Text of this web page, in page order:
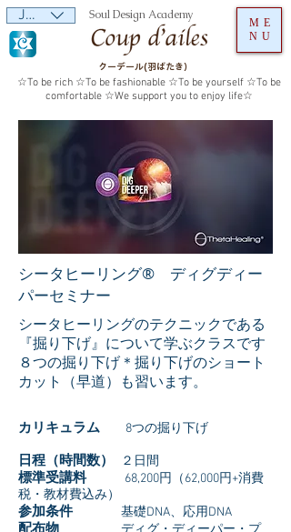
クーデール(羽ばたき）
☆To be rich ☆To be fashionable ☆To be yourself ☆To be
comfortable ☆We support you to enjoy life☆
ME
NU
JPY (¥) Soul Design Academy
シータヒーリング® ディグディー
パーセミナー
シータヒーリングのテクニックである
『掘り下げ』について学ぶクラスです
８つの掘り下げ＊掘り下げのショート
カット（早道）も習います。
カリキュラム 8つの掘り下げ
日程（時間数） ２日間
標準受講料 68,200円（62,000円+消費
税・教材費込み）
参加条件 基礎DNA、応用DNA